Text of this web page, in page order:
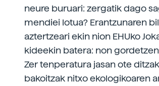
neure buruari: zergatik dago
mendiei lotua? Erantzunaren
aztertzeari ekin nion EHUko
kideekin batera: non
Zer tenperatura jasan ote
bakoitzak nitxo ekologikoaren